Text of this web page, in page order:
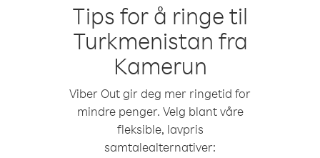
Tips for å ringe til
Turkmenistan fra
Kamerun
Viber Out gir deg mer ringetid for
mindre penger. Velg blant våre
fleksible, lavpris
samtalealternativer: